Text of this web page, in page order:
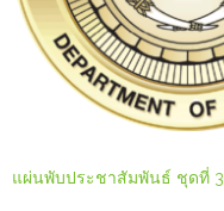
แผ่นพับประชาสัมพันธ์ ชุดที่ 3